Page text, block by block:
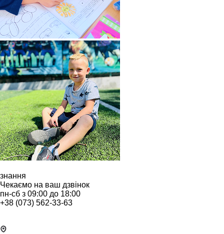
знання
Чекаємо на ваш дзвінок
пн-сб з 09:00 до 18:00
+38 (073) 562-33-63